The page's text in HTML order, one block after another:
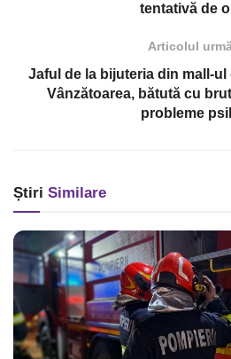
tentativă de
Articolul
Jaful de la bijuteria din mall-
Vânzătoarea, bătută cu
probleme
Știri Similare